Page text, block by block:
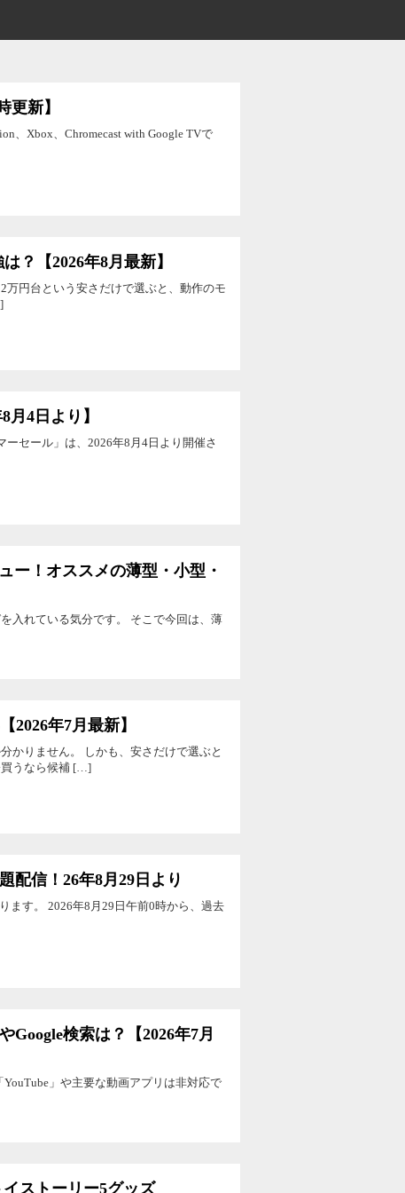
更新】
、Xbox、Chromecast with Google TVで
？【2026年8月最新】
万円台という安さだけで選ぶと、動作のモ
4日より】
ーセール」は、2026年8月4日より開催さ
ー！オススメの薄型・小型・
入れている気分です。 そこで今回は、薄
2026年7月最新】
かりません。 しかも、安さだけで選ぶと
買うなら候補 […]
配信！26年8月29日より
ます。 2026年8月29日午前0時から、過去
Google検索は？【2026年7月
」や主要な動画アプリは非対応で
ストーリー5グッズ